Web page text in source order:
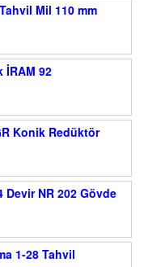
Mil 110 mm
İRAM 92
Konik Redüktör
Devir NR 202 Gövde
1-28 Tahvil